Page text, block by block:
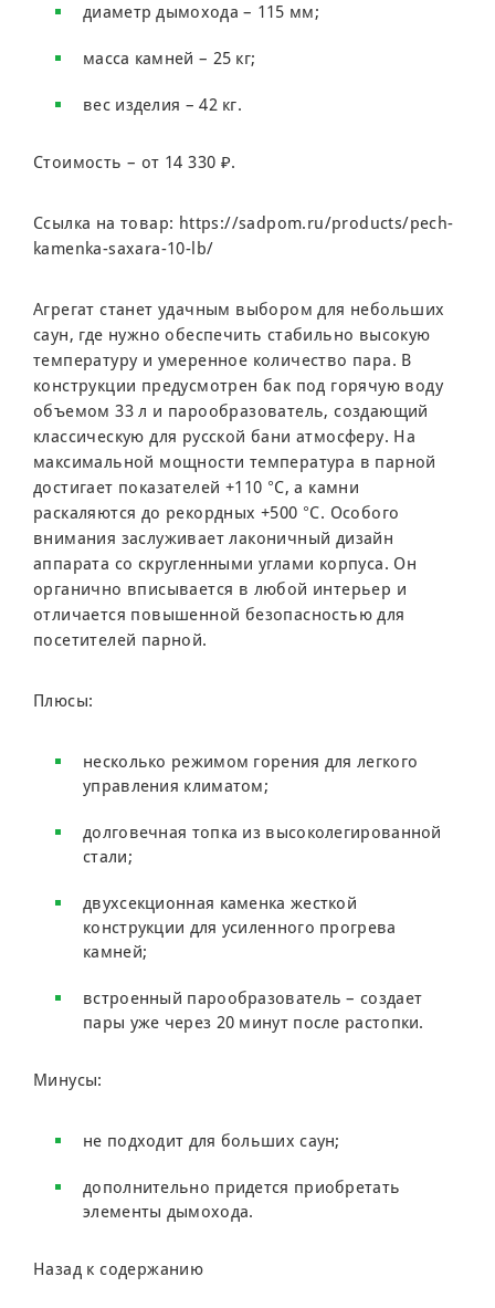
диаметр дымохода – 115 мм;
масса камней – 25 кг;
вес изделия – 42 кг.
Стоимость – от 14 330 ₽.
Ссылка на товар: https://sadpom.ru/products/pech-
kamenka-saxara-10-lb/
Агрегат станет удачным выбором для небольших
саун, где нужно обеспечить стабильно высокую
температуру и умеренное количество пара. В
конструкции предусмотрен бак под горячую воду
объемом 33 л и парообразователь, создающий
классическую для русской бани атмосферу. На
максимальной мощности температура в парной
достигает показателей +110 °C, а камни
раскаляются до рекордных +500 °C. Особого
внимания заслуживает лаконичный дизайн
аппарата со скругленными углами корпуса. Он
органично вписывается в любой интерьер и
отличается повышенной безопасностью для
посетителей парной.
Плюсы:
несколько режимом горения для легкого
управления климатом;
долговечная топка из высоколегированной
стали;
двухсекционная каменка жесткой
конструкции для усиленного прогрева
камней;
встроенный парообразователь – создает
пары уже через 20 минут после растопки.
Минусы:
не подходит для больших саун;
дополнительно придется приобретать
элементы дымохода.
Назад к содержанию